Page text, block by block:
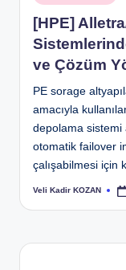
in
[HPE]
ve Çözüm
PE sorage
amacıyla
depolama sistemi
otomatik failover
çalışabilmesi için
Posted
Veli Kadir KOZAN